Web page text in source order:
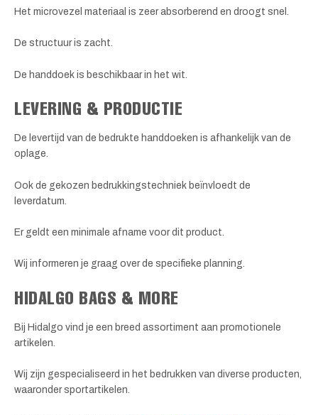
Het microvezel materiaal is zeer absorberend en droogt snel.
De structuur is zacht.
De handdoek is beschikbaar in het wit.
LEVERING & PRODUCTIE
De levertijd van de bedrukte handdoeken is afhankelijk van de
oplage.
Ook de gekozen bedrukkingstechniek beïnvloedt de
leverdatum.
Er geldt een minimale afname voor dit product.
Wij informeren je graag over de specifieke planning.
HIDALGO BAGS & MORE
Bij Hidalgo vind je een breed assortiment aan promotionele
artikelen.
Wij zijn gespecialiseerd in het bedrukken van diverse producten,
waaronder sportartikelen.